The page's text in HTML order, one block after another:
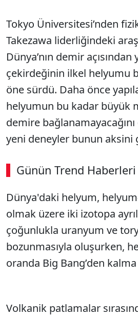
Tokyo Üniversitesi’nden
Takezawa liderliğindeki
Dünya’nın demir açısından
çekirdeğinin ilkel helyumu
öne sürdü. Daha önce
helyumun bu kadar büyük
demire
yeni deneyler bunun aksini
Günün Trend Haberleri
Dünya'daki helyum,
olmak üzere iki izotopa
çoğunlukla uranyum ve
bozunmasıyla oluşurken,
oranda Big Bang’den
Volkanik patlamalar